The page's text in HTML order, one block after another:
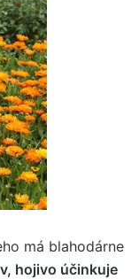
má blahodárne
hojivo účinkuje